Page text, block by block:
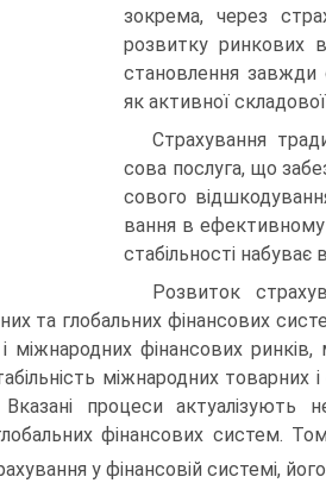
зокрема, через
розвитку ринкових
становлення завжди
як активної
Страхування
сова послуга, що
сового
вання в ефективному
стабільності
Розвиток
та глобальних фінансових
і міжнародних фінансових
міжнародних товарних
процеси актуалізують
глобальних фінансових
у фінансовій системі, його